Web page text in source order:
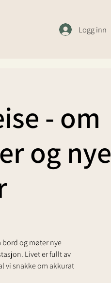
Logg inn
- om
og nye
bord og møter nye
Livet er fullt av
vi snakke om akkurat